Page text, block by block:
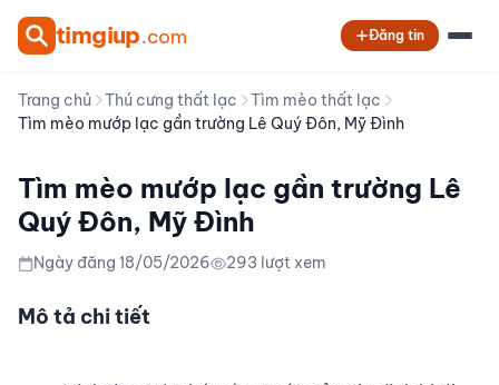
timgiup.com Đăng tin
Trang chủ Thú cưng thất lạc
Tìm mèo thất lạc
Tìm mèo mướp lạc gần trường Lê Quý Đôn, Mỹ Đình
Tìm mèo mướp lạc gần trường Lê
Quý Đôn, Mỹ Đình
Ngày đăng 18/05/2026 293 lượt xem
Mô tả chi tiết